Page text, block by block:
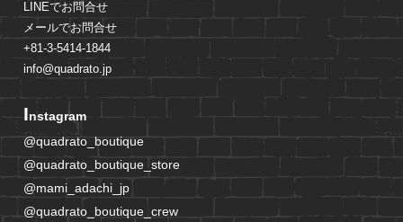
LINEでお問合せ
メールでお問合せ
+81-3-5414-1844
info@quadrato.jp
Instagram
@quadrato_boutique
@quadrato_boutique_store
@mami_adachi_jp
@quadrato_boutique_crew